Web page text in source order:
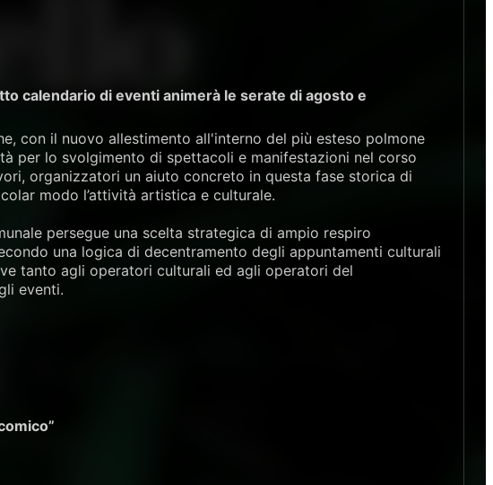
calendario di eventi animerà le serate di agosto e
con il nuovo allestimento all'interno del più esteso polmone
per lo svolgimento di spettacoli e manifestazioni nel corso
organizzatori un aiuto concreto in questa fase storica di
modo l’attività artistica e culturale.
persegue una scelta strategica di ampio respiro
una logica di decentramento degli appuntamenti culturali
tanto agli operatori culturali ed agli operatori del
eventi.